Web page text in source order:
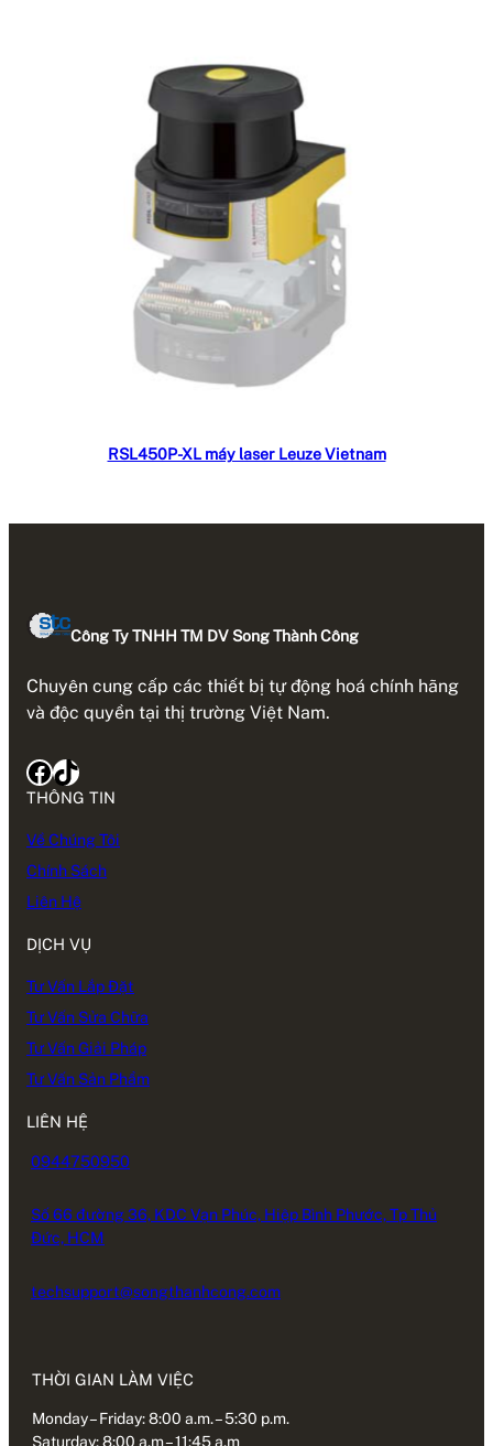
Đọc tiếp
RSL450P-XL máy laser Leuze Vietnam
Công Ty TNHH TM DV Song Thành Công
Chuyên cung cấp các thiết bị tự động hoá chính hãng
và độc quyền tại thị trường Việt Nam.
Facebook TikTok
THÔNG TIN
Về Chúng Tôi
Chính Sách
Liên Hệ
DỊCH VỤ
Tư Vấn Lắp Đặt
Tư Vấn Sửa Chữa
Tư Vấn Giải Pháp
Tư Vấn Sản Phẩm
LIÊN HỆ
0944750950
Số 66 đường 36, KDC Vạn Phúc, Hiệp Bình Phước, Tp Thủ
Đức, HCM
techsupport@songthanhcong.com
THỜI GIAN LÀM VIỆC
Monday – Friday: 8:00 a.m. – 5:30 p.m.
Saturday: 8:00 a.m – 11:45 a.m